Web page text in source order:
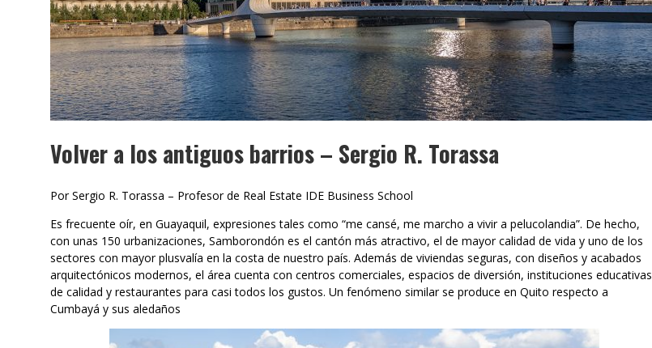
Volver a los antiguos barrios – Sergio R. Torassa
Por Sergio R. Torassa – Profesor de Real Estate IDE Business School
Es frecuente oír, en Guayaquil, expresiones tales como “me cansé, me marcho a vivir a pelucolandia”. De hecho,
con unas 150 urbanizaciones, Samborondón es el cantón más atractivo, el de mayor calidad de vida y uno de los
sectores con mayor plusvalía en la costa de nuestro país. Además de viviendas seguras, con diseños y acabados
arquitectónicos modernos, el área cuenta con centros comerciales, espacios de diversión, instituciones educativas
de calidad y restaurantes para casi todos los gustos. Un fenómeno similar se produce en Quito respecto a
Cumbayá y sus aledaños
MUBB DESIGN STUDIO – ESPECIAL
INTERIORISMO & DECORACIÓN 2026